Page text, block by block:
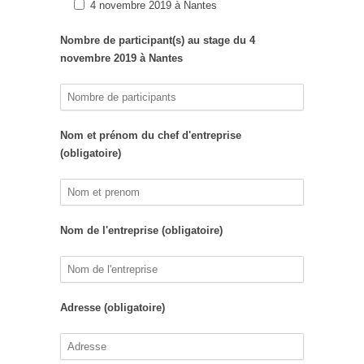
4 novembre 2019 à Nantes
Nombre de participant(s) au stage du 4
novembre 2019 à Nantes
Nom et prénom du chef d'entreprise
(obligatoire)
Nom de l'entreprise (obligatoire)
Adresse (obligatoire)